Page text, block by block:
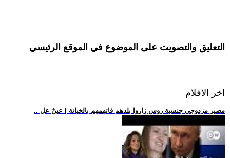
التعليق والتصويت على الموضوع في الموقع الرئيسي
اخر الافلام
.. مصير مزدوجي جنسية روس زاروا بلدهم فاتهمهم بالخيانة | عينٌ عل